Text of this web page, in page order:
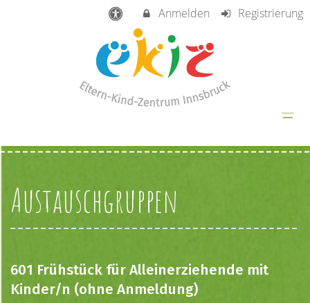
Anmelden Registrierung
Austauschgruppen
601 Frühstück für Alleinerziehende mit
Kinder/n (ohne Anmeldung)